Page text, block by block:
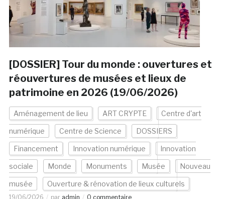
[DOSSIER] Tour du monde : ouvertures et
réouvertures de musées et lieux de
patrimoine en 2026 (19/06/2026)
Aménagement de lieu ART CRYPTE Centre d'art
numérique Centre de Science DOSSIERS
Financement Innovation numérique Innovation
sociale Monde Monuments Musée Nouveau
musée Ouverture & rénovation de lieux culturels
19/06/2026 par admin 0 commentaire